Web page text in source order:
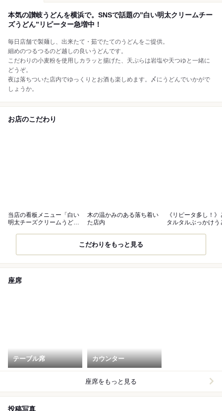
本気の讃岐うどんを横浜で。SNSで話題の”白い明太クリームチー
ズうどん”リピーター急増中！
毎日店舗で製麺し、出来たて・茹でたてのうどんをご提供。
細めのつるつるのど越しの良いうどんです。
こだわりの小麦粉を使用しカラッと揚げた、天ぷらは岩塩や天つゆと一緒に
どうぞ。
夜は落ちついた店内でゆっくりとお酒も楽しめます。〆にうどんでいかがで
しょうか。
お店のこだわり
当店の看板メニュー「白い
明太チーズクリームうど
木の温かみのある落ち着い
た店内
《リピータ多し！
タルタルぶっかけう
こだわりをもっと見る
座席
テーブル席 カウンター
座席をもっと見る
投稿写真